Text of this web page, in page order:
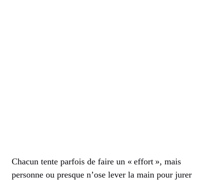
Chacun tente parfois de faire un « effort », mais
personne ou presque n’ose lever la main pour jurer